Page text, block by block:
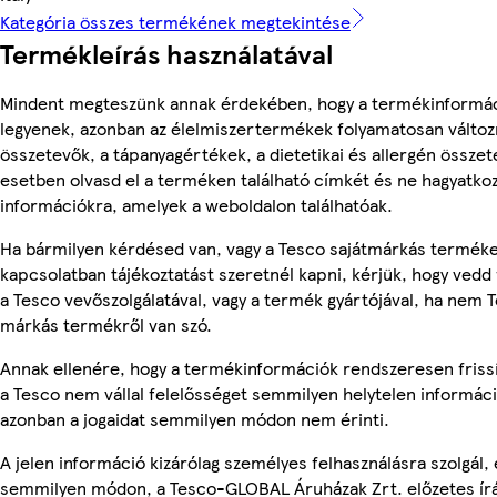
Kategória összes termékének megtekintése
Termékleírás használatával
Mindent megteszünk annak érdekében, hogy a
legyenek, azonban az élelmiszertermékek folyamatosan
összetevők, a tápanyagértékek, a dietetikai és allergén
esetben olvasd el a terméken található címkét és ne
információkra, amelyek a weboldalon találhatóak.
Ha bármilyen kérdésed van, vagy a Tesco sajátmárkás
kapcsolatban tájékoztatást szeretnél kapni, kérjük, hogy
a Tesco vevőszolgálatával, vagy a termék gyártójával, ha nem
márkás termékről van szó.
Annak ellenére, hogy a termékinformációk rendszeresen
a Tesco nem vállal felelősséget semmilyen helytelen
azonban a jogaidat semmilyen módon nem érinti.
A jelen információ kizárólag személyes felhasználásra
semmilyen módon, a Tesco-GLOBAL Áruházak Zrt. előzetes